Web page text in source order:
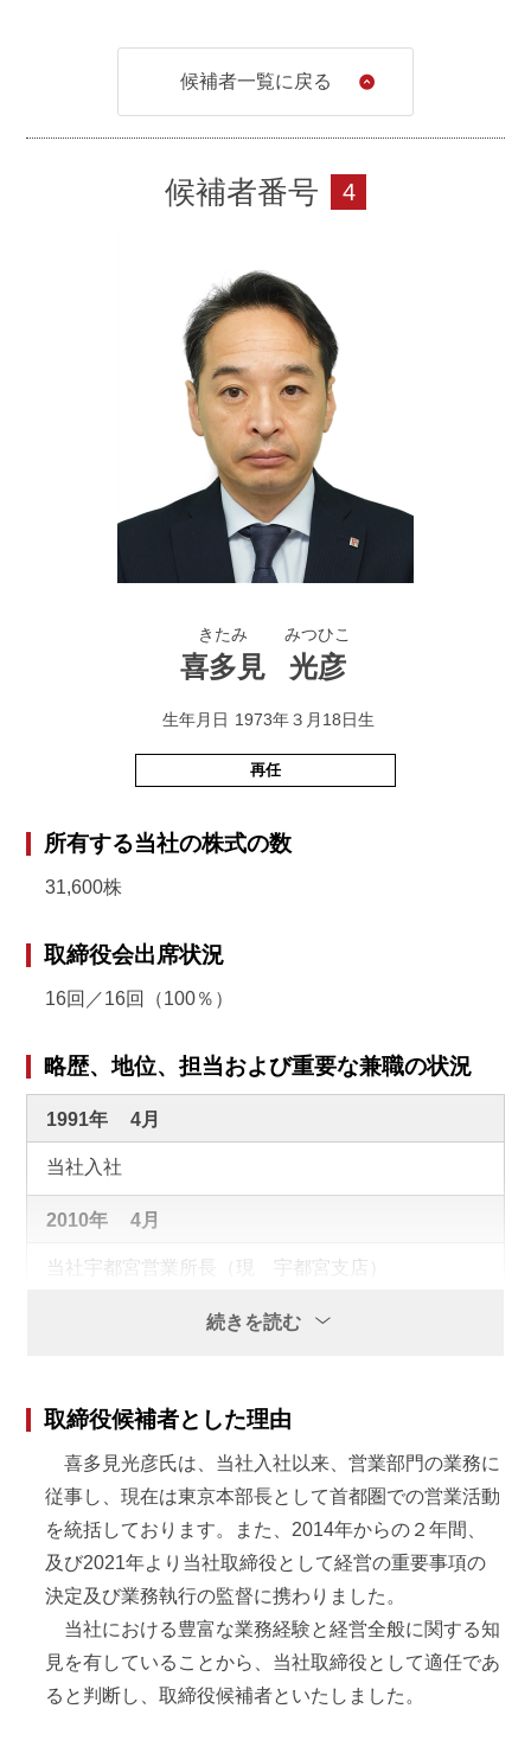
当社経営企画室長（現任）
株式会社ワイズ・コーポレーション監査役就任（現
候補者一覧に戻る
候補者番号 4
きたみ
喜多見
みつひこ
光彦
生年月日 1973年３月18日生
再任
所有する当社の株式の数
31,600株
取締役会出席状況
16回／16回（100％）
略歴、地位、担当および重要な兼職の状況
1991年 4月
当社入社
2010年 4月
当社宇都宮営業所長（現 宇都宮支店）
2014年 6月
当社取締役就任
2015年 1月
当社関東本部長
2016年 6月
当社常務執行役員就任（現任）
続きを読む
取締役候補者とした理由
喜多見光彦氏は、当社入社以来、営業部門の業務に
従事し、現在は東京本部長として首都圏での営業活動
を統括しております。また、2014年からの２年間、
及び2021年より当社取締役として経営の重要事項の
決定及び業務執行の監督に携わりました。
当社における豊富な業務経験と経営全般に関する知
見を有していることから、当社取締役として適任であ
ると判断し、取締役候補者といたしました。